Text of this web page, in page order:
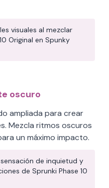
visuales al mezclar
Original en Spunky
oscuro
ampliada para crear
Mezcla ritmos oscuros
un máximo impacto.
de inquietud y
de Sprunki Phase 10